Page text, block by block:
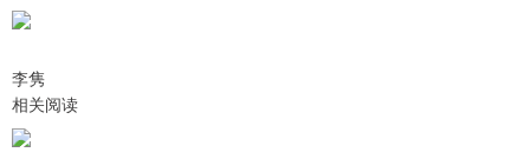
李隽
相关阅读